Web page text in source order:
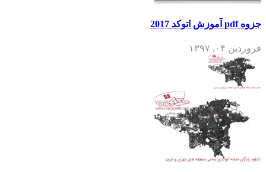
جزوه pdf آموزش اتوکد 2017
فروردین ۰۴, ۱۳۹۷